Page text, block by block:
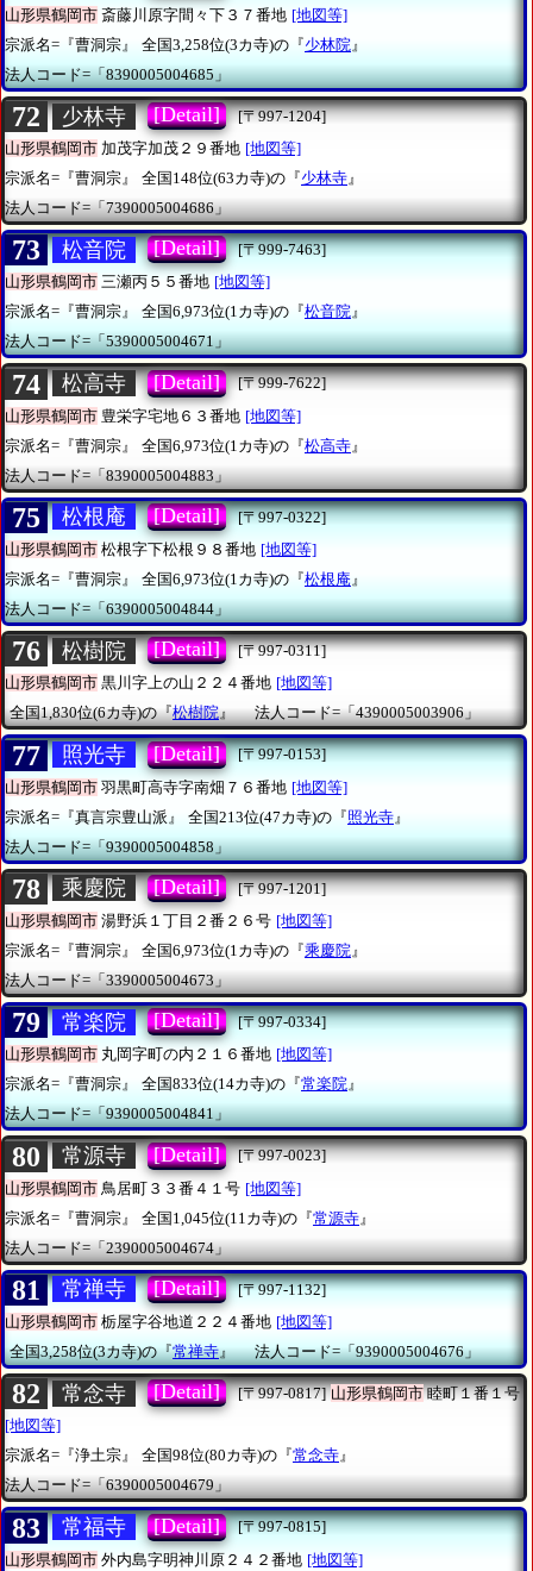
山形県鶴岡市 斎藤川原字間々下３７番地 [地図等]
宗派名=『曹洞宗』
全国3,258位(3カ寺)の『少林院 』
法人コード=「8390005004685」
72 少林寺 [Detail]
[〒997-1204]
山形県鶴岡市 加茂字加茂２９番地 [地図等]
宗派名=『曹洞宗』
全国148位(63カ寺)の『少林寺』
法人コード=「7390005004686」
73 松音院 [Detail]
[〒999-7463]
山形県鶴岡市 三瀬丙５５番地 [地図等]
宗派名=『曹洞宗』
全国6,973位(1カ寺)の『松音院』
法人コード=「5390005004671」
74 松高寺 [Detail]
[〒999-7622]
山形県鶴岡市 豊栄字宅地６３番地 [地図等]
宗派名=『曹洞宗』
全国6,973位(1カ寺)の『松高寺 』
法人コード=「8390005004883」
75 松根庵 [Detail]
[〒997-0322]
山形県鶴岡市 松根字下松根９８番地 [地図等]
宗派名=『曹洞宗』
全国6,973位(1カ寺)の『松根庵 』
法人コード=「6390005004844」
76 松樹院 [Detail]
[〒997-0311]
山形県鶴岡市 黒川字上の山２２４番地 [地図等]
全国1,830位(6カ寺)の『松樹院』 法人コード=「4390005003906」
77 照光寺 [Detail]
[〒997-0153]
山形県鶴岡市 羽黒町高寺字南畑７６番地 [地図等]
宗派名=『真言宗豊山派』
全国213位(47カ寺)の『照光寺 』
法人コード=「9390005004858」
78 乘慶院 [Detail]
[〒997-1201]
山形県鶴岡市 湯野浜１丁目２番２６号 [地図等]
宗派名=『曹洞宗』
全国6,973位(1カ寺)の『乘慶院 』
法人コード=「3390005004673」
79 常楽院 [Detail]
[〒997-0334]
山形県鶴岡市 丸岡字町の内２１６番地 [地図等]
宗派名=『曹洞宗』
全国833位(14カ寺)の『常楽院』
法人コード=「9390005004841」
80 常源寺 [Detail]
[〒997-0023]
山形県鶴岡市 鳥居町３３番４１号 [地図等]
宗派名=『曹洞宗』
全国1,045位(11カ寺)の『常源寺 』
法人コード=「2390005004674」
81 常禅寺 [Detail]
[〒997-1132]
山形県鶴岡市 栃屋字谷地道２２４番地 [地図等]
全国3,258位(3カ寺)の『常禅寺』 法人コード=「9390005004676」
82 常念寺 [Detail] [〒997-0817] 山形県鶴岡市睦町１番１号
[地図等]
宗派名=『浄土宗』
全国98位(80カ寺)の『常念寺』
法人コード=「6390005004679」
83 常福寺 [Detail]
[〒997-0815]
山形県鶴岡市 外内島字明神川原２４２番地 [地図等]